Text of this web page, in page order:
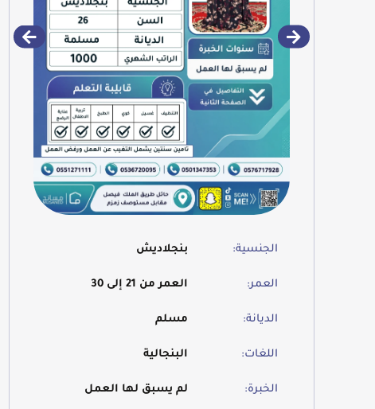
الجنسية: بنجلاديش
العمر: العمر من 21 إلى 30
الديانة: مسلم
اللغات: البنجالية
الخبرة: لم يسبق لها العمل